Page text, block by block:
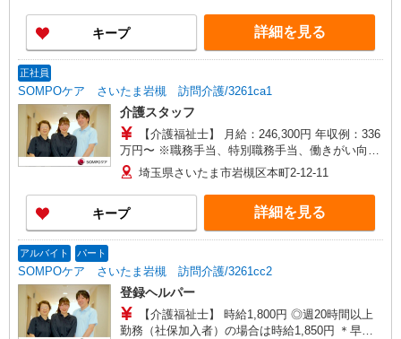
キープ 詳細を見る
正社員
SOMPOケア さいたま岩槻 訪問介護/3261ca1
介護スタッフ
【介護福祉士】 月給：246,300円 年収例：336
万円〜 ※職務手当、特別職務手当、働きがい向上
手当、日祝手当（月平均2回分）等、毎月平均的に
支払われる手当を含みます。 ◎残業時は別途時間
外手当支給（超過1分〜） ◎賞与 基本給2.08ヶ
月分/年支給
埼玉県さいたま市岩槻区本町2-12-11
キープ 詳細を見る
アルバイト パート
SOMPOケア さいたま岩槻 訪問介護/3261cc2
登録ヘルパー
【介護福祉士】 時給1,800円 ◎週20時間以上
勤務（社保加入者）の場合は時給1,850円 ＊早朝